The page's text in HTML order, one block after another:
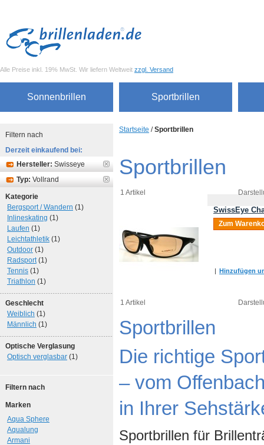
Alle Preise inkl. 19% MwSt. Wir liefern Weltweit zzgl. Versand
Sonnenbrillen Sportbrillen
Startseite /Sportbrillen
Sportbrillen
1 Artikel
SwissEye
Zum
| Hinzufügen
1 Artikel
Sportbrillen
Die richtige
– vom
in Ihrer
Sportbrillen für
Filtern nach
Derzeit einkaufend bei:
Hersteller: Swisseye
Typ: Vollrand
Kategorie
Bergsport / Wandern (1)
Inlineskating (1)
Laufen (1)
Leichtathletik (1)
Outdoor (1)
Radsport(1)
Tennis (1)
Triathlon (1)
Geschlecht
Weiblich (1)
Männlich (1)
Optische Verglasung
Optisch verglasbar (1)
Filtern nach
Marken
Aqua Sphere
Aqualung
Armani